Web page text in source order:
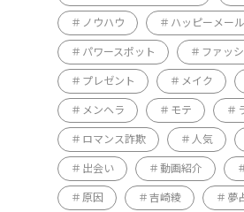
ノウハウ ハッピーメール
パワースポット ファッ
プレゼント メイク
メンヘラ モテ
ロマンス詐欺 人気
出会い 動画紹介
原因 吉崎綾 夢